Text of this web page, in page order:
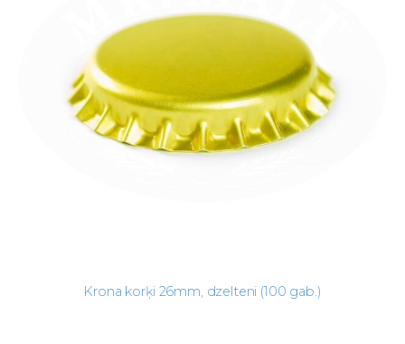
Krona korķi 26mm, dzelteni (100 gab.)